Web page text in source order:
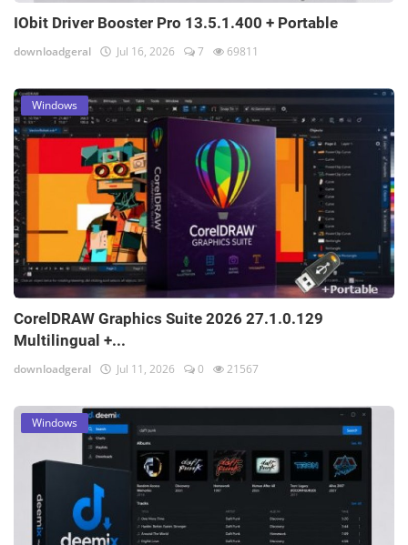
IObit Driver Booster Pro 13.5.1.400 + Portable
downloadgeral Jul 16, 2026 7 69811
Windows
CorelDRAW Graphics Suite 2026 27.1.0.129
Multilingual +...
downloadgeral Jul 11, 2026 0 21567
Windows